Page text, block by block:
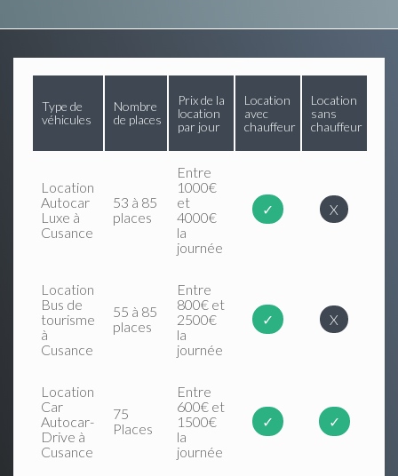
Type de
véhicules
Nombre
de places
Prix de la
location
par jour
Location
avec
chauffeur
Location
sans
chauffeur
Location
Autocar
Luxe à
Cusance
53 à 85
places
Entre
1000€
et
4000€
la
journée
✓ X
Location
Bus de
tourisme
à
Cusance
55 à 85
places
Entre
800€ et
2500€
la
journée
✓ X
Location
Car
Autocar-
Drive à
Cusance
75
Places
Entre
600€ et
1500€
la
journée
✓ ✓